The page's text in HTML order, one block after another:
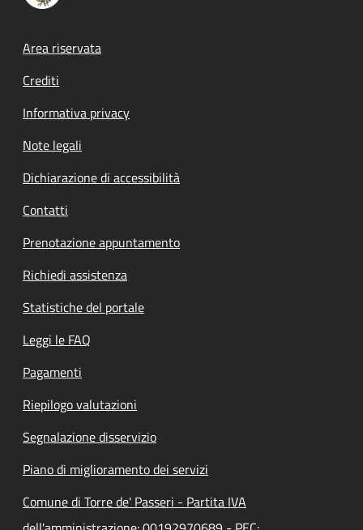
Footer menu
Area riservata
Crediti
Informativa privacy
Note legali
Dichiarazione di accessibilità
Contatti
Prenotazione appuntamento
Richiedi assistenza
Statistiche del portale
Leggi le FAQ
Pagamenti
Riepilogo valutazioni
Segnalazione disservizio
Piano di miglioramento dei servizi
Comune di Torre de' Passeri - Partita IVA